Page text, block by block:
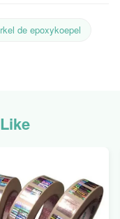
de epoxykoepel